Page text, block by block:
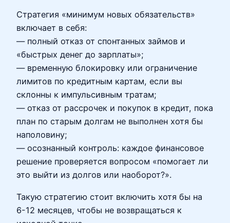
Стратегия «минимум новых обязательств»
включает в себя:
— полный отказ от спонтанных займов и
«быстрых денег до зарплаты»;
— временную блокировку или ограничение
лимитов по кредитным картам, если вы
склонны к импульсивным тратам;
— отказ от рассрочек и покупок в кредит, пока
план по старым долгам не выполнен хотя бы
наполовину;
— осознанный контроль: каждое финансовое
решение проверяется вопросом «помогает ли
это выйти из долгов или наоборот?».
Такую стратегию стоит включить хотя бы на
6-12 месяцев, чтобы не возвращаться к